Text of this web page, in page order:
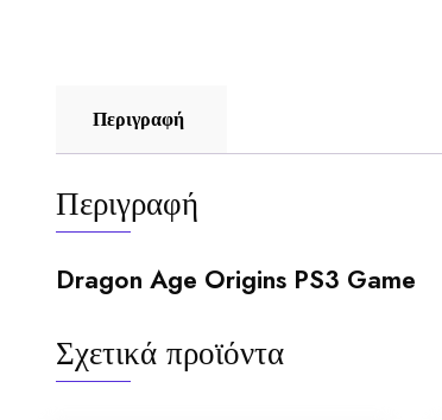
Περιγραφή
Περιγραφή
Dragon Age Origins PS3 Game
Σχετικά προϊόντα